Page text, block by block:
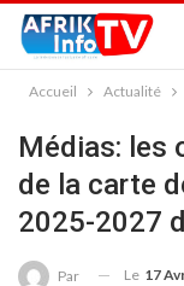
Accueil Actualité
Médias: les
de la carte
2025-2027
Par Le 17